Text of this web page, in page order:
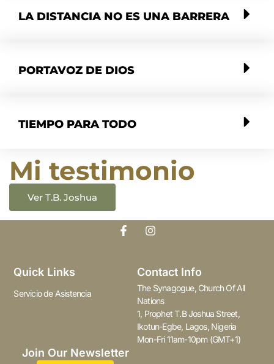
LA DISTANCIA NO ES UNA BARRERA
PORTAVOZ DE DIOS
TIEMPO PARA TODO
Mi testimonio
Ver T.B. Joshua
Quick Links
Servicio de Asistencia
Contact Info
The Synagogue, Church Of All
Nations
1, Prophet T.B Joshua Street,
Ikotun-Egbe, Lagos, Nigeria
Mon-Fri 11am-10pm (GMT+1)
Join Our Newsletter